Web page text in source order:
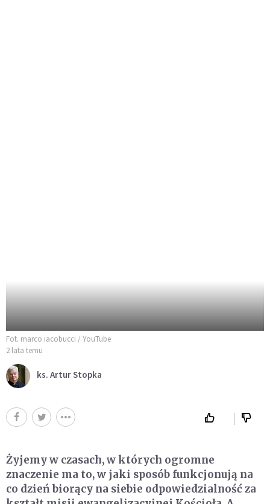
Fot. marco iacobucci / YouTube
2 lata temu
ks. Artur Stopka
Żyjemy w czasach, w których ogromne
znaczenie ma to, w jaki sposób funkcjonują na
co dzień biorący na siebie odpowiedzialność za